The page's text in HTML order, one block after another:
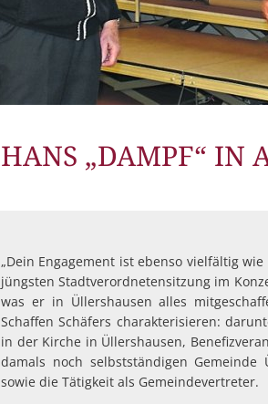
HANS „DAMPF“ IN
„Dein Engagement ist ebenso vielfältig
jüngsten Stadtverordnetensitzung im
was er in Üllershausen alles
Schaffen Schäfers charakterisieren:
in der Kirche in Üllershausen,
damals noch selbstständigen Gemeinde
sowie die Tätigkeit als Gemeindevertreter.